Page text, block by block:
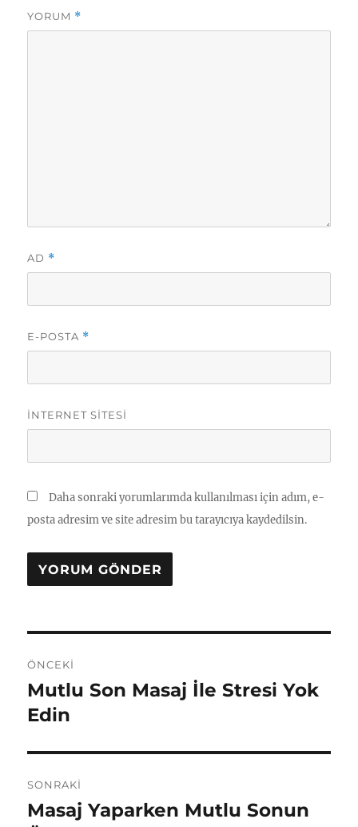
YORUM *
AD *
E-POSTA *
İNTERNET SITESI
Daha sonraki yorumlarımda kullanılması için adım, e-
posta adresim ve site adresim bu tarayıcıya kaydedilsin.
gezinmesi
ÖNCEKI
Önceki
yazı:
Mutlu Son Masaj İle Stresi Yok
Edin
SONRAKI
Sonraki
Masaj Yaparken Mutlu Sonun